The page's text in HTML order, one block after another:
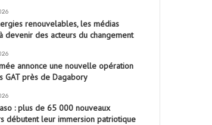
renouvelables, les médias
devenir des acteurs du changement
annonce une nouvelle opération
GAT près de Dagabory
: plus de 65 000 nouveaux
débutent leur immersion patriotique